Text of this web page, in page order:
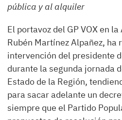
pública y al alquiler
El portavoz del GP VOX en
Rubén Martínez Alpañez, ha
intervención del presidente
durante la segunda jornada
Estado de la Región,
para sacar adelante un
siempre que el Partido